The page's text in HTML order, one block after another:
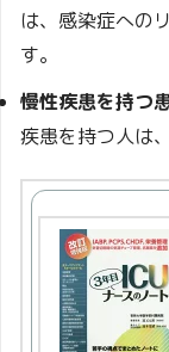
は、感染症への
す。
慢性疾患を持つ
疾患を持つ人は